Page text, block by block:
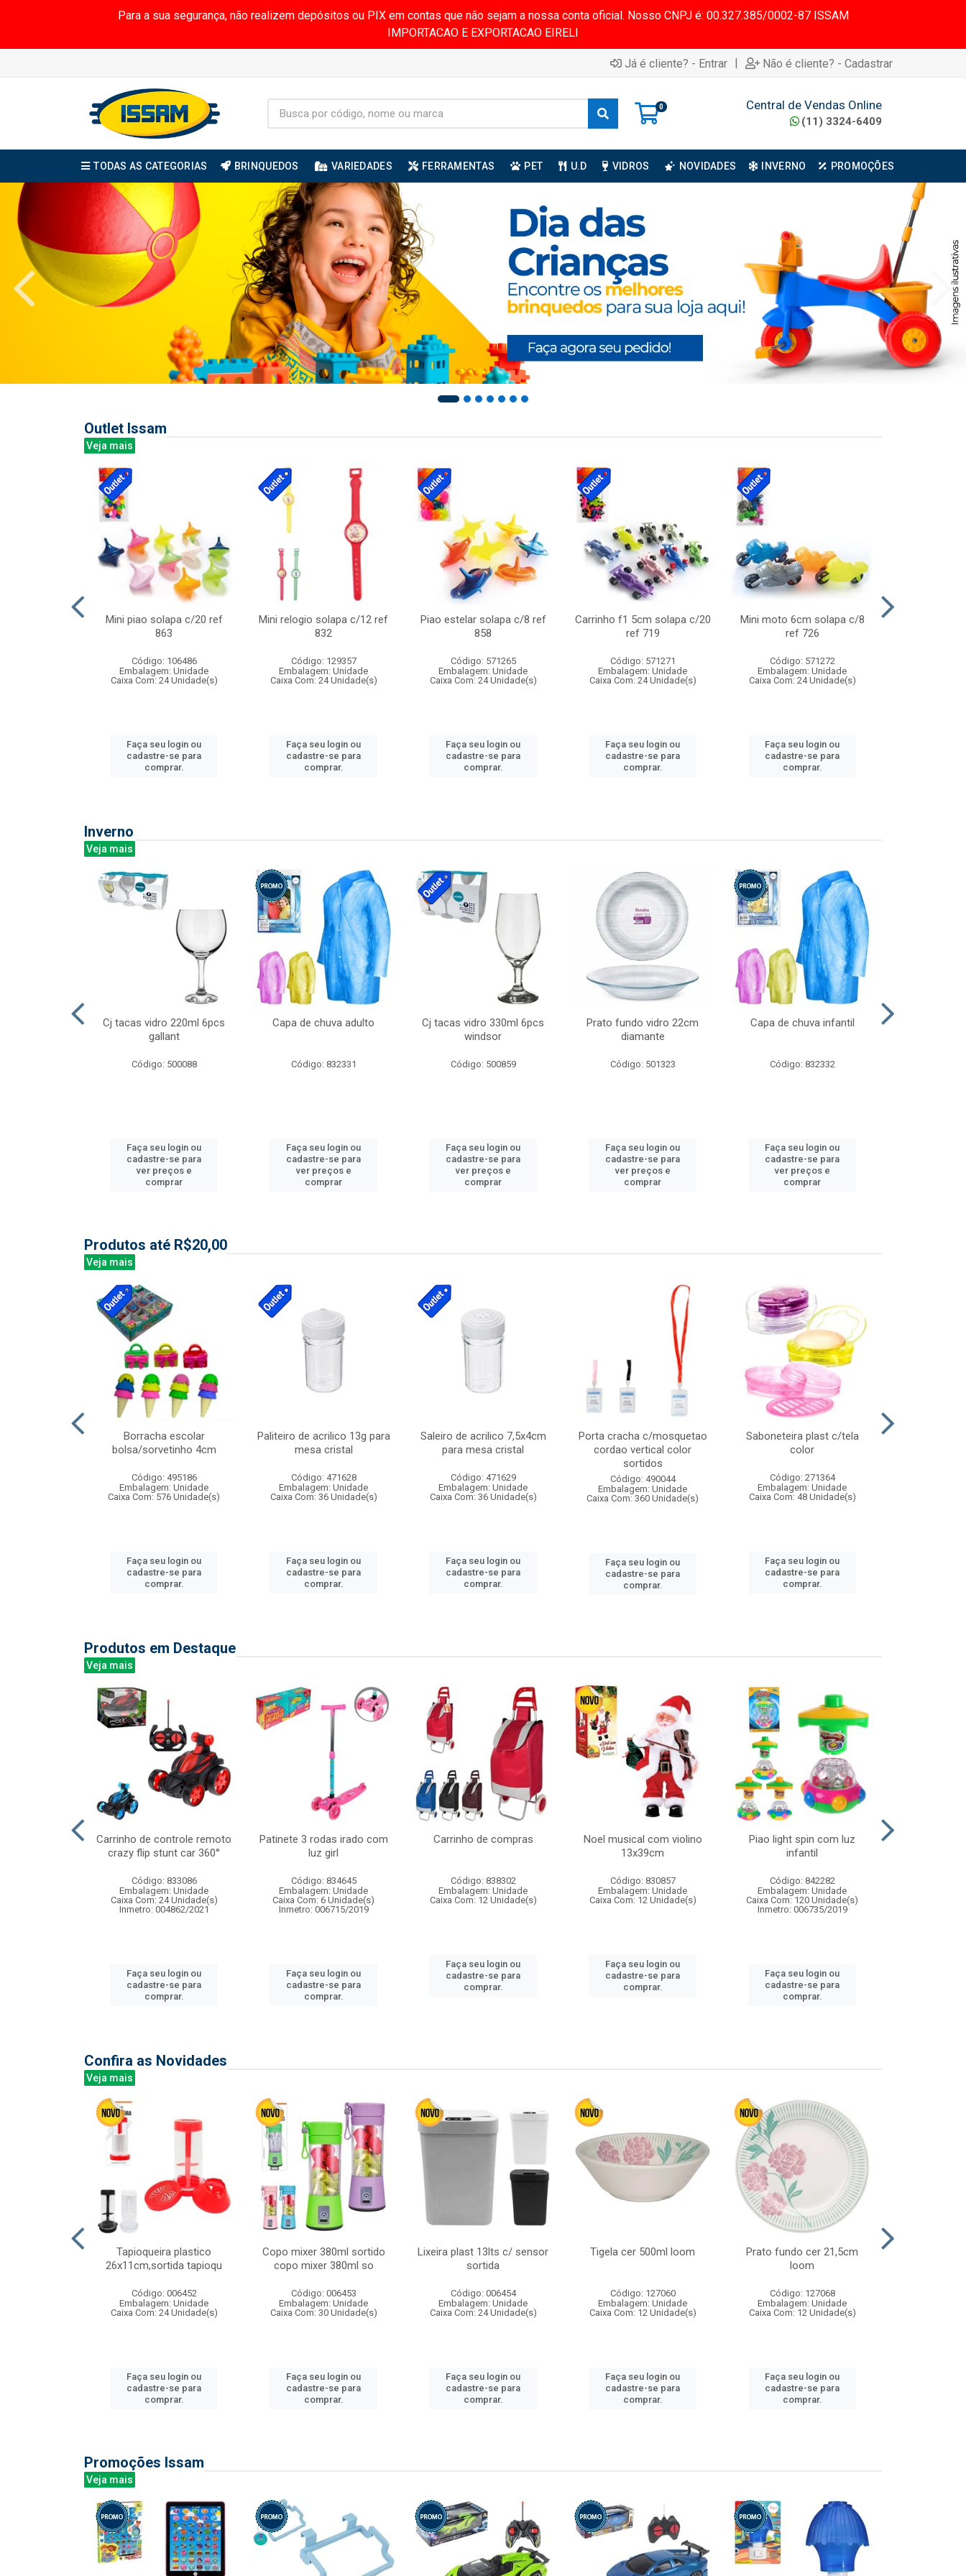
Para a sua segurança, não realizem depósitos ou PIX em contas que não sejam a nossa conta oficial. Nosso CNPJ é: 00.327.385/0002-87 ISSAM
IMPORTACAO E EXPORTACAO EIRELI
Já é cliente? - Entrar | Não é cliente? - Cadastrar
0 Central de Vendas Online
(11) 3324-6409
TODAS AS CATEGORIAS BRINQUEDOS VARIEDADES FERRAMENTAS PET U.D VIDROS NOVIDADES INVERNO PROMOÇÕES
Outlet Issam
Veja mais
Mini piao solapa c/20 ref
863
Código: 106486
Embalagem: Unidade
Caixa Com: 24 Unidade(s)
Faça seu login ou
cadastre-se para
comprar.
Mini relogio solapa c/12 ref
832
Código: 129357
Embalagem: Unidade
Caixa Com: 24 Unidade(s)
Faça seu login ou
cadastre-se para
comprar.
Piao estelar solapa c/8 ref
858
Código: 571265
Embalagem: Unidade
Caixa Com: 24 Unidade(s)
Faça seu login ou
cadastre-se para
comprar.
Carrinho f1 5cm solapa c/20
ref 719
Código: 571271
Embalagem: Unidade
Caixa Com: 24 Unidade(s)
Faça seu login ou
cadastre-se para
comprar.
Mini moto 6cm solapa c/8
ref 726
Código: 571272
Embalagem: Unidade
Caixa Com: 24 Unidade(s)
Faça seu login ou
cadastre-se para
comprar.
Inverno
Veja mais
Cj tacas vidro 220ml 6pcs
gallant
Código: 500088
Faça seu login ou
cadastre-se para
ver preços e
comprar
Capa de chuva adulto
Código: 832331
Faça seu login ou
cadastre-se para
ver preços e
comprar
Cj tacas vidro 330ml 6pcs
windsor
Código: 500859
Faça seu login ou
cadastre-se para
ver preços e
comprar
Prato fundo vidro 22cm
diamante
Código: 501323
Faça seu login ou
cadastre-se para
ver preços e
comprar
Capa de chuva infantil
Código: 832332
Faça seu login ou
cadastre-se para
ver preços e
comprar
Produtos até R$20,00
Veja mais
Borracha escolar
bolsa/sorvetinho 4cm
Código: 495186
Embalagem: Unidade
Caixa Com: 576 Unidade(s)
Faça seu login ou
cadastre-se para
comprar.
Paliteiro de acrilico 13g para
mesa cristal
Código: 471628
Embalagem: Unidade
Caixa Com: 36 Unidade(s)
Faça seu login ou
cadastre-se para
comprar.
Saleiro de acrilico 7,5x4cm
para mesa cristal
Código: 471629
Embalagem: Unidade
Caixa Com: 36 Unidade(s)
Faça seu login ou
cadastre-se para
comprar.
Porta cracha c/mosquetao
cordao vertical color
sortidos
Código: 490044
Embalagem: Unidade
Caixa Com: 360 Unidade(s)
Faça seu login ou
cadastre-se para
comprar.
Saboneteira plast c/tela
color
Código: 271364
Embalagem: Unidade
Caixa Com: 48 Unidade(s)
Faça seu login ou
cadastre-se para
comprar.
Produtos em Destaque
Veja mais
Carrinho de controle remoto
crazy flip stunt car 360°
Código: 833086
Embalagem: Unidade
Caixa Com: 24 Unidade(s)
Inmetro: 004862/2021
Faça seu login ou
cadastre-se para
comprar.
Patinete 3 rodas irado com
luz girl
Código: 834645
Embalagem: Unidade
Caixa Com: 6 Unidade(s)
Inmetro: 006715/2019
Faça seu login ou
cadastre-se para
comprar.
Carrinho de compras
Código: 838302
Embalagem: Unidade
Caixa Com: 12 Unidade(s)
Faça seu login ou
cadastre-se para
comprar.
Noel musical com violino
13x39cm
Código: 830857
Embalagem: Unidade
Caixa Com: 12 Unidade(s)
Faça seu login ou
cadastre-se para
comprar.
Piao light spin com luz
infantil
Código: 842282
Embalagem: Unidade
Caixa Com: 120 Unidade(s)
Inmetro: 006735/2019
Faça seu login ou
cadastre-se para
comprar.
Confira as Novidades
Veja mais
Tapioqueira plastico
26x11cm,sortida tapioqu
Código: 006452
Embalagem: Unidade
Caixa Com: 24 Unidade(s)
Faça seu login ou
cadastre-se para
comprar.
Copo mixer 380ml sortido
copo mixer 380ml so
Código: 006453
Embalagem: Unidade
Caixa Com: 30 Unidade(s)
Faça seu login ou
cadastre-se para
comprar.
Lixeira plast 13lts c/ sensor
sortida
Código: 006454
Embalagem: Unidade
Caixa Com: 24 Unidade(s)
Faça seu login ou
cadastre-se para
comprar.
Tigela cer 500ml loom
Código: 127060
Embalagem: Unidade
Caixa Com: 12 Unidade(s)
Faça seu login ou
cadastre-se para
comprar.
Prato fundo cer 21,5cm
loom
Código: 127068
Embalagem: Unidade
Caixa Com: 12 Unidade(s)
Faça seu login ou
cadastre-se para
comprar.
Promoções Issam
Veja mais